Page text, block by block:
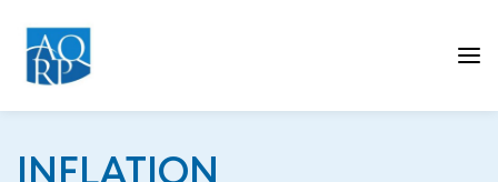
INFLATION